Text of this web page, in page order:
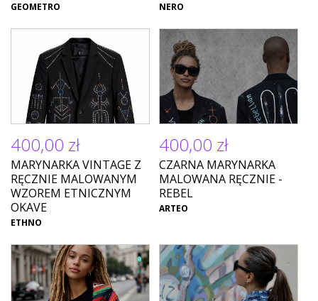
GEOMETRO NERO
400,00 zł
MARYNARKA VINTAGE Z
RĘCZNIE MALOWANYM
WZOREM ETNICZNYM
OKAVE
ETHNO
400,00 zł
CZARNA MARYNARKA
MALOWANA RĘCZNIE -
REBEL
ARTEO